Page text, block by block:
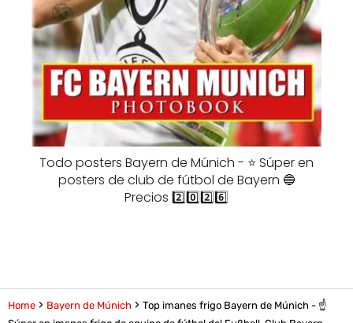
Todo posters Bayern de Múnich - ⭐️ Súper en
posters de club de fútbol de Bayern 🔵
Precios 2️⃣0️⃣2️⃣6️⃣
Home Bayern de Múnich
Top imanes frigo Bayern de Múnich - ☝️